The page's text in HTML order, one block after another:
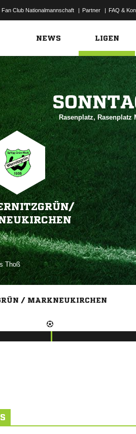
Fan Club Nationalmannschaft | Partner | FAQ &
NEWS LIGEN
Rasenplatz,

/ MARKNEUKIRCHEN